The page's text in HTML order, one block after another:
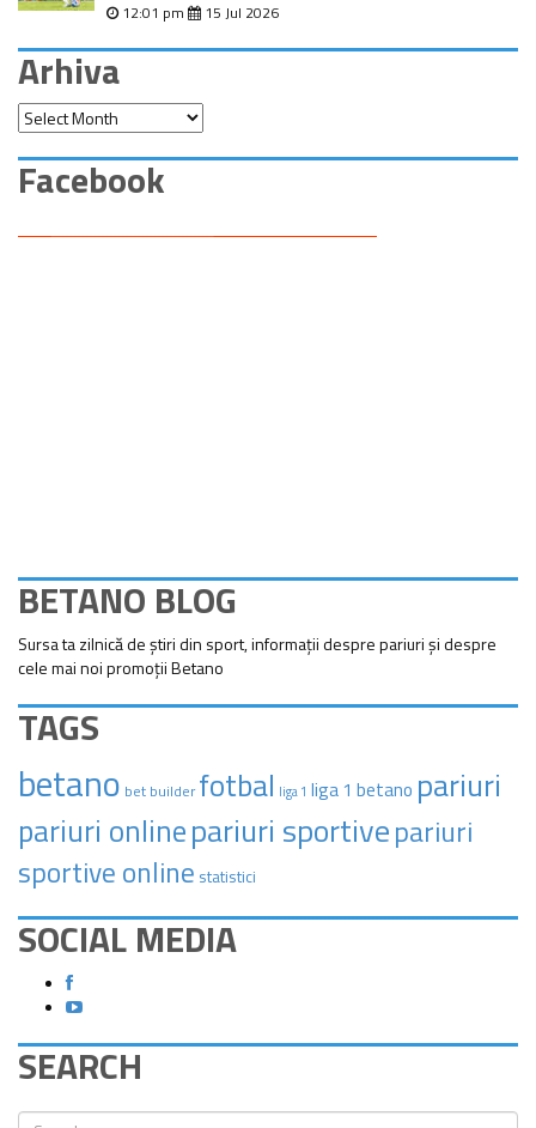
12:01 pm 15 Jul 2026
Arhiva
Arhiva
Facebook
BETANO BLOG
Sursa ta zilnică de știri din sport, informații despre pariuri și despre
cele mai noi promoții Betano
TAGS
betano bet builder fotbal liga 1 liga 1 betano pariuri
pariuri onlinepariuri sportivepariuri
sportive online statistici
SOCIAL MEDIA
SEARCH